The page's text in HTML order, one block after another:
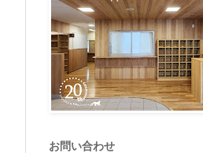
お問い合わせ